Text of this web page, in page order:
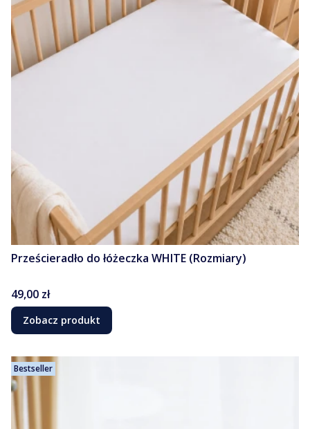
Prześcieradło do łóżeczka WHITE (Rozmiary)
Cena
49,00 zł
Zobacz produkt
Bestseller